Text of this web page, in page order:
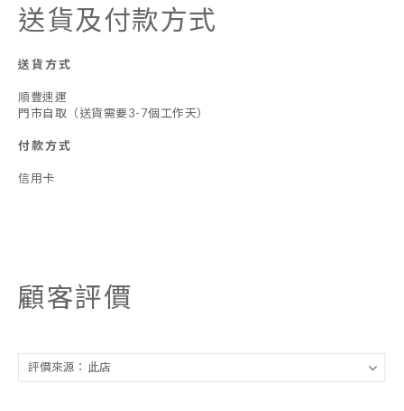
送貨及付款方式
送貨方式
順豐速運
門市自取（送貨需要3-7個工作天）
付款方式
信用卡
顧客評價